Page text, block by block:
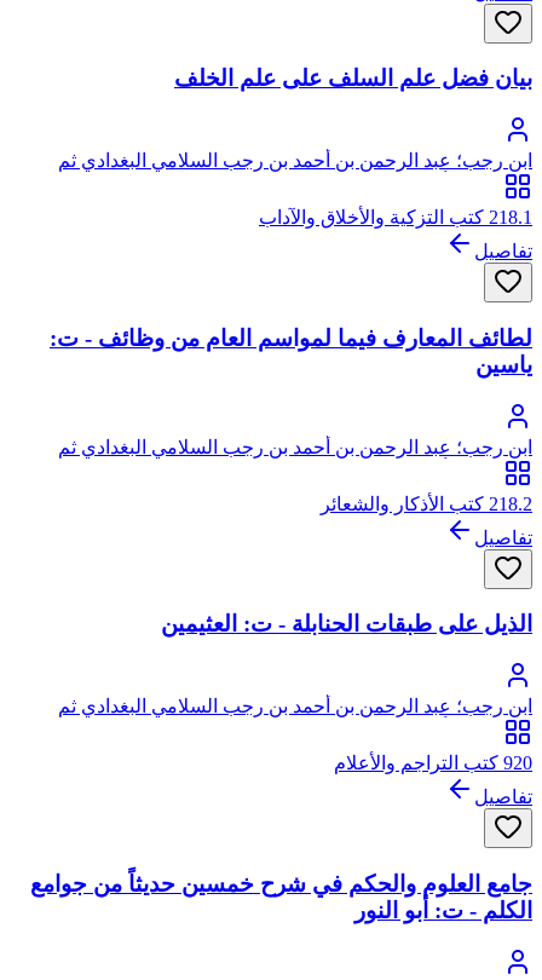
بيان فضل علم السلف على علم الخلف
ابن رجب؛ عبد الرحمن بن أحمد بن رجب السلامي البغدادي ثم
الدمشقي، أبو الفرج، زين الدين
218.1 كتب التزكية والأخلاق والآداب
تفاصيل
لطائف المعارف فيما لمواسم العام من وظائف - ت:
ياسين
ابن رجب؛ عبد الرحمن بن أحمد بن رجب السلامي البغدادي ثم
الدمشقي، أبو الفرج، زين الدين
218.2 كتب الأذكار والشعائر
تفاصيل
الذيل على طبقات الحنابلة - ت: العثيمين
ابن رجب؛ عبد الرحمن بن أحمد بن رجب السلامي البغدادي ثم
الدمشقي، أبو الفرج، زين الدين
920 كتب التراجم والأعلام
تفاصيل
جامع العلوم والحكم في شرح خمسين حديثاً من جوامع
الكلم - ت: أبو النور